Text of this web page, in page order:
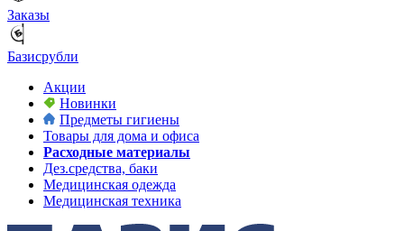
Заказы
Базисрубли
Акции
Новинки
Предметы гигиены
Товары для дома и офиса
Расходные материалы
Дез.средства, баки
Медицинская одежда
Медицинская техника